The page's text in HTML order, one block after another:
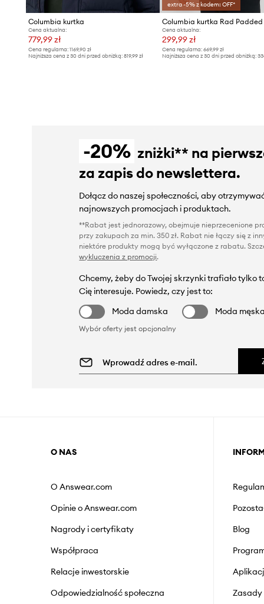
Columbia kurtka
Cena aktualna:
779,99 zł
Cena regularna: 1169,90 zł
Najniższa cena z 30 dni przed obniżką: 819,99 zł
extra -5% z kodem: OFF*
Columbia kurtka Rad Padded
Cena aktualna:
299,99 zł
Cena regularna:669,99 zł
Najniższa cena z 30 dni przed obniżką:
-20% zniżki** na
za zapis do newslettera.
Dołącz do naszej społeczności, aby
najnowszych promocjach i produktach.
**Rabat jest jednorazowy, obejmuje nieprzecenione
przy zakupach za min. 350 zł. Rabat nie łączy się z
niektóre produkty mogą być wyłączone z rabatu.
wykluczenia z promocji.
Chcemy, żeby do Twojej skrzynki trafiało tylko
Cię interesuje. Powiedz, czy jest to:
Moda damska
Moda męska
Wybór oferty jest opcjonalny
O NAS
O Answear.com
Opinie o Answear.com
Nagrody i certyfikaty
Współpraca
Relacje inwestorskie
Odpowiedzialność społeczna
Blog